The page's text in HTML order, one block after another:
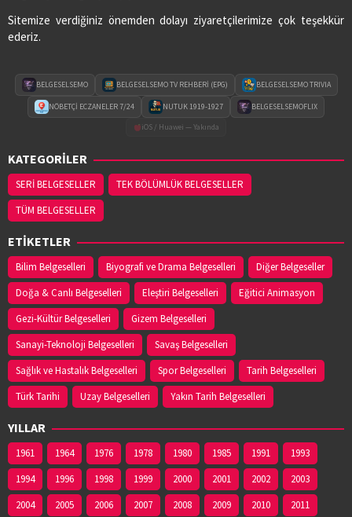
Sitemize verdiğiniz önemden dolayı ziyaretçilerimize çok teşekkür
ederiz.
BELGESELSEMO BELGESELSEMO TV REHBERİ (EPG) BELGESELSEMO TRIVIA
NÖBETÇİ ECZANELER 7/24 NUTUK 1919-1927
BELGESELSEMOFLIX
iOS / Huawei — Yakında
KATEGORİLER
SERİ BELGESELLER
TEK BÖLÜMLÜK BELGESELLER
TÜM BELGESELLER
ETİKETLER
Bilim Belgeselleri Biyografi ve Drama Belgeselleri
Diğer Belgeseller
Doğa & Canlı Belgeselleri
Eleştiri Belgeselleri
Eğitici Animasyon
Gezi-Kültür Belgeselleri
Gizem Belgeselleri
Sanayi-Teknoloji Belgeselleri
Savaş Belgeselleri
Sağlık ve Hastalık Belgeselleri
Spor Belgeselleri
Tarih Belgeselleri
Türk Tarihi
Uzay Belgeselleri Yakın Tarih Belgeselleri
YILLAR
1961 1964 1976 1978 1980 1985 1991
1993
1994
1996 1998 1999 2000 2001 2002
2003
2004
2005 2006 2007 2008 2009 2010 2011